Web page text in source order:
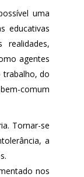
uma
educativas
agentes
trabalho, do
comum
Tornar-se
a
nos